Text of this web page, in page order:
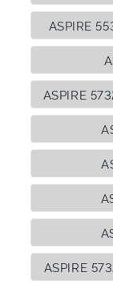
ASPIRE
ASPIRE
ASPIRE